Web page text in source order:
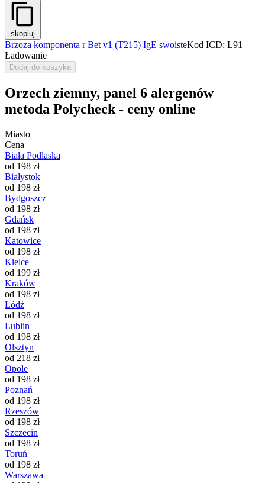
skopiuj
Brzoza komponenta r Bet v1 (T215) IgE swoisteKod ICD: L91
Ładowanie
Dodaj do koszyka
Orzech ziemny, panel 6 alergenów
metoda Polycheck - ceny online
Miasto
Cena
Biała Podlaska
od 198 zł
Białystok
od 198 zł
Bydgoszcz
od 198 zł
Gdańsk
od 198 zł
Katowice
od 198 zł
Kielce
od 199 zł
Kraków
od 198 zł
Łódź
od 198 zł
Lublin
od 198 zł
Olsztyn
od 218 zł
Opole
od 198 zł
Poznań
od 198 zł
Rzeszów
od 198 zł
Szczecin
od 198 zł
Toruń
od 198 zł
Warszawa